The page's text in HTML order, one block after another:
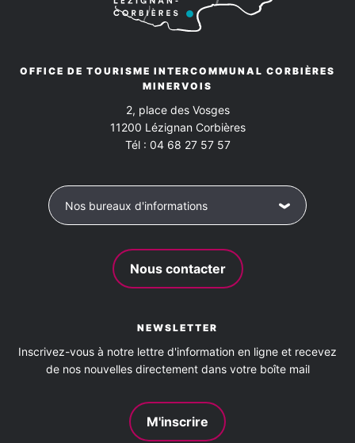
Lave linge privatif
Réfrigérateur Télévision
Jardin privatif Terrasse
OFFICE DE TOURISME INTERCOMMUNAL CORBIÈRES
MINERVOIS
2, place des Vosges
11200 Lézignan Corbières
Tél : 04 68 27 57 57
Nos bureaux d'informations
Nous contacter
NEWSLETTER
Inscrivez-vous à notre lettre d'information en ligne et recevez
de nos nouvelles directement dans votre boîte mail
M'inscrire